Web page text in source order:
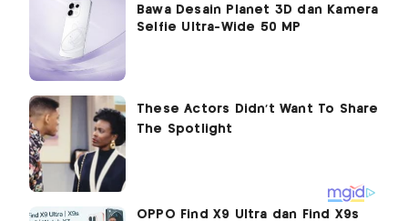
Bawa Desain Planet 3D dan Kamera
Selfie Ultra-Wide 50 MP
OPPO Find X9 Ultra dan Find X9s